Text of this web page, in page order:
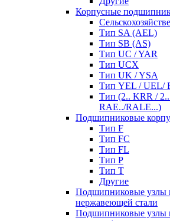
Корпусные
Тип SA (AEL)
Тип SB (AS)
Тип UC / YAR
Тип UCX
Тип UK / YSA
Тип YEL / UEL/
Тип (2.. KRR /
RAE../RALE...)
Подшипниковые
Тип F
Тип FC
Тип FL
Тип P
Тип T
Другие
Подшипниковые узлы
нержавеющей стали
Подшипниковые узлы